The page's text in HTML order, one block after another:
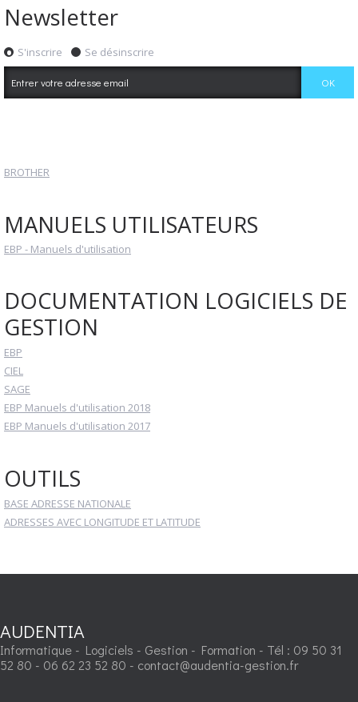
Newsletter
S'inscrire Se désinscrire
BROTHER
MANUELS UTILISATEURS
EBP - Manuels d'utilisation
DOCUMENTATION LOGICIELS DE
GESTION
EBP
CIEL
SAGE
EBP Manuels d'utilisation 2018
EBP Manuels d'utilisation 2017
OUTILS
BASE ADRESSE NATIONALE
ADRESSES AVEC LONGITUDE ET LATITUDE
AUDENTIA
Informatique - Logiciels - Gestion - Formation - Tél : 09 50 31
52 80 - 06 62 23 52 80 - contact@audentia-gestion.fr